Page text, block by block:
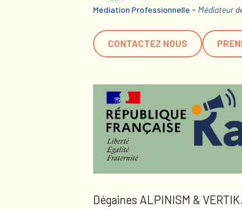
Médiation Professionnelle - Médiateur
CONTACTEZ NOUS
Dégaines ALPINISM &